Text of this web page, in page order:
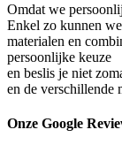
Omdat we
Enkel zo kunnen
materialen en
persoonlijke keuze
en beslis je niet
en de verschillende
Onze Google